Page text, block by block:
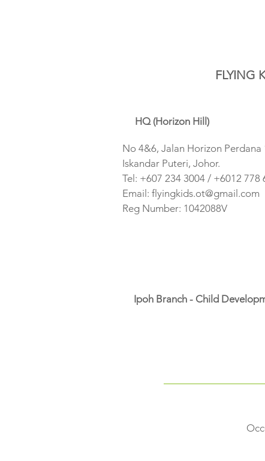
FLYING
HQ (Horizon Hill)
No 4&6, Jalan Horizon Perdana
Iskandar Puteri, Johor.
Tel: +607 234 3004 / +6012 778
Email: flyingkids.ot@gmail.com
Reg Number: 1042088V
Ipoh Branch - Child